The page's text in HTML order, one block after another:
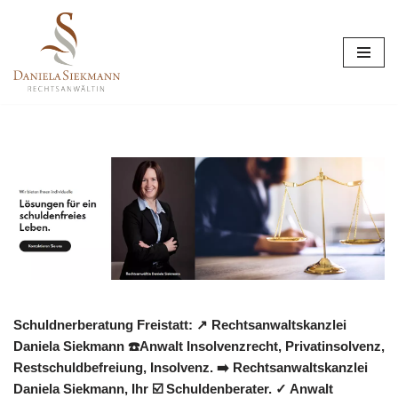
Inhalt
springen
Schuldnerberatung Freistatt: ↗️ Rechtsanwaltskanzlei
Daniela Siekmann ☎️Anwalt Insolvenzrecht, Privatinsolvenz,
Restschuldbefreiung, Insolvenz. ➡️ Rechtsanwaltskanzlei
Daniela Siekmann, Ihr ☑️ Schuldenberater. ✓ Anwalt